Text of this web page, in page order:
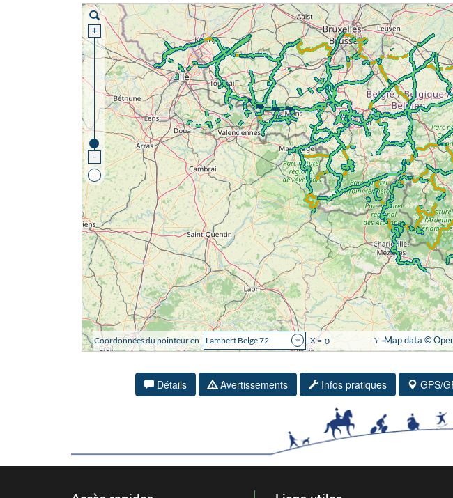
Détails Avertissements Infos pratiques GPS/